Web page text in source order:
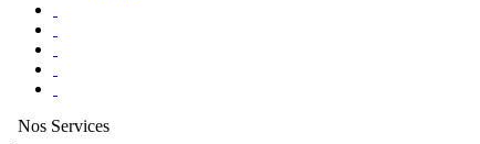
Nos Services